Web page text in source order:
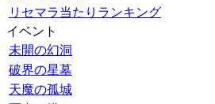
リセマラ当たりランキング
イベント
未開の幻洞
破界の星墓
天魔の孤城